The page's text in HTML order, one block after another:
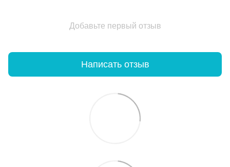
Добавьте первый отзыв
Написать отзыв